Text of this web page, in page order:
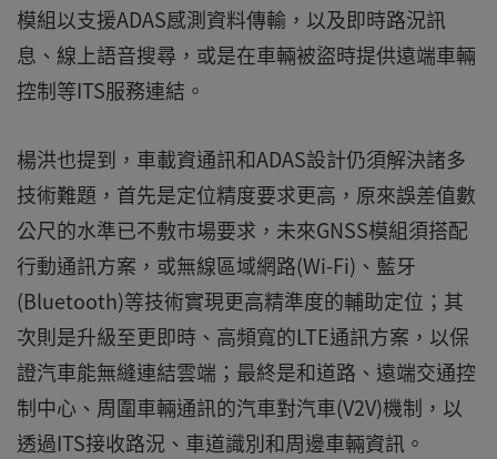
模組以支援ADAS感測資料傳輸，以及即時路況訊
息、線上語音搜尋，或是在車輛被盜時提供遠端車輛
控制等ITS服務連結。
楊洪也提到，車載資通訊和ADAS設計仍須解決諸多
技術難題，首先是定位精度要求更高，原來誤差值數
公尺的水準已不敷市場要求，未來GNSS模組須搭配
行動通訊方案，或無線區域網路(Wi-Fi)、藍牙
(Bluetooth)等技術實現更高精準度的輔助定位；其
次則是升級至更即時、高頻寬的LTE通訊方案，以保
證汽車能無縫連結雲端；最終是和道路、遠端交通控
制中心、周圍車輛通訊的汽車對汽車(V2V)機制，以
透過ITS接收路況、車道識別和周邊車輛資訊。